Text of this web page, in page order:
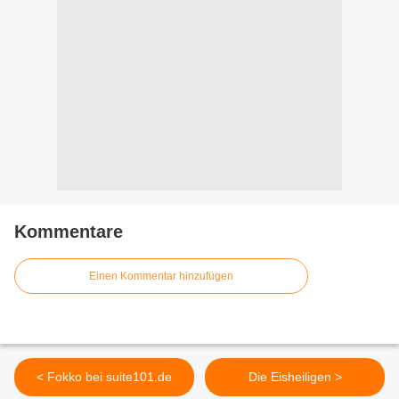
Kommentare
Einen Kommentar hinzufügen
< Fokko bei suite101.de Die Eisheiligen >